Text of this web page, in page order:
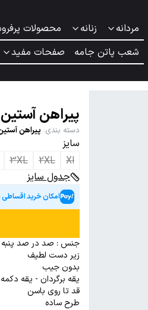
مردانه زنانه محصولات
شعب پاتن جامه
صفحات مفید
پیراهن آستین
دسته بندی: پیراهن
سایز
Xl
2XL
3XL
جدول سایز
امکان خرید
جنس : صد در صد
زیر دست لطیف
بدون جیب
یقه برگردان - یقه دکمه
قد تا روی باسن
طرح ساده